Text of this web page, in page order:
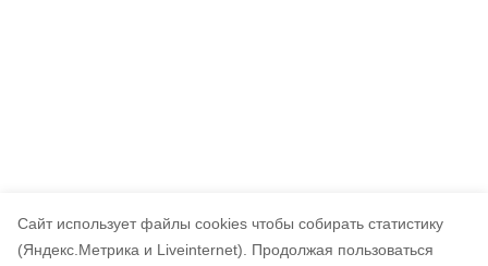
Cайт использует файлы cookies чтобы собирать статистику
(Яндекс.Метрика и Liveinternet).
Продолжая пользоваться